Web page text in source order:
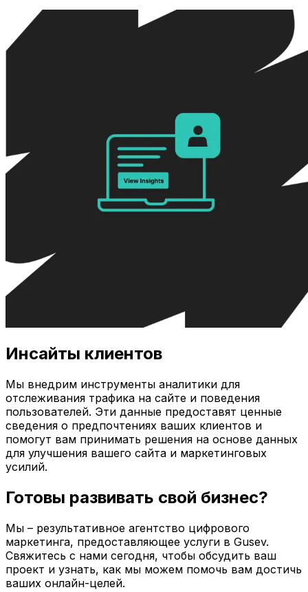
Инсайты клиентов
Мы внедрим инструменты аналитики для
отслеживания трафика на сайте и поведения
пользователей. Эти данные предоставят ценные
сведения о предпочтениях ваших клиентов и
помогут вам принимать решения на основе данных
для улучшения вашего сайта и маркетинговых
усилий.
Готовы развивать свой бизнес?
Мы – результативное агентство цифрового
маркетинга, предоставляющее услуги в Gusev.
Свяжитесь с нами сегодня, чтобы обсудить ваш
проект и узнать, как мы можем помочь вам достичь
ваших онлайн-целей.